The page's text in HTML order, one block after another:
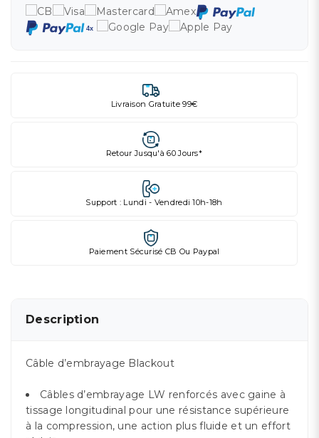
Livraison Gratuite 99€
Retour Jusqu'à 60 Jours*
Support : Lundi - Vendredi 10h-18h
Paiement Sécurisé CB Ou Paypal
Description
Câble d’embrayage Blackout
Câbles d’embrayage LW renforcés avec gaine à
tissage longitudinal pour une résistance supérieure
à la compression, une action plus fluide et un effort